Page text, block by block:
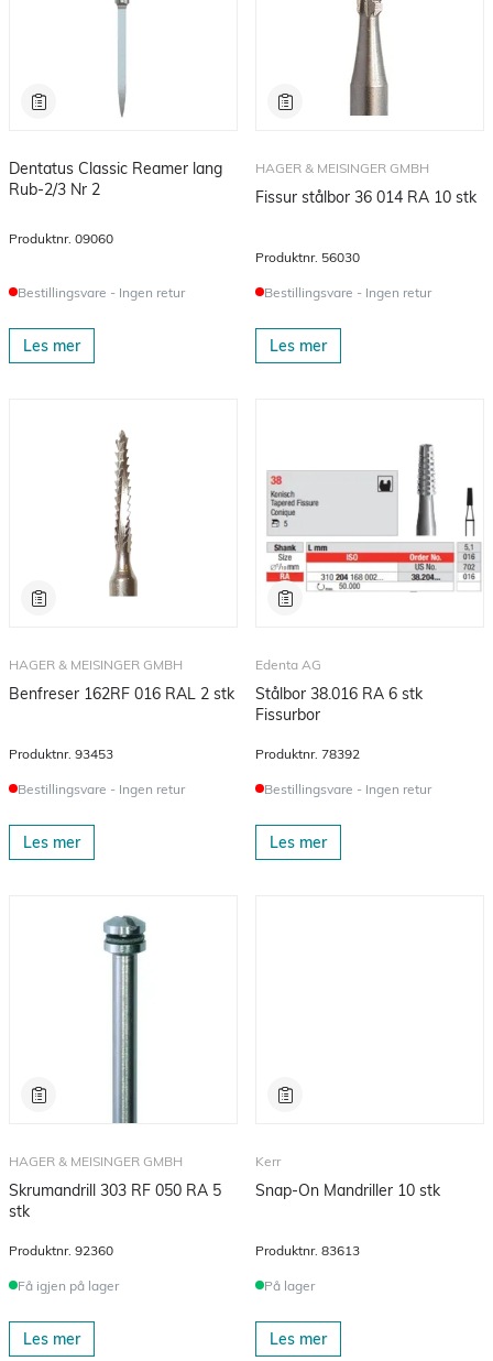
Dentatus Classic Reamer lang
Rub-2/3 Nr 2
Produktnr. 09060
Bestillingsvare - Ingen retur
Les mer
HAGER & MEISINGER GMBH
Fissur stålbor 36 014 RA 10 stk
Produktnr. 56030
Bestillingsvare - Ingen retur
Les mer
HAGER & MEISINGER GMBH
Benfreser 162RF 016 RAL 2 stk
Produktnr. 93453
Bestillingsvare - Ingen retur
Les mer
Edenta AG
Stålbor 38.016 RA 6 stk
Fissurbor
Produktnr. 78392
Bestillingsvare - Ingen retur
Les mer
HAGER & MEISINGER GMBH
Skrumandrill 303 RF 050 RA 5
stk
Produktnr. 92360
Få igjen på lager
Les mer
Kerr
Snap-On Mandriller 10 stk
Produktnr. 83613
På lager
Les mer